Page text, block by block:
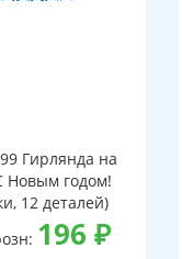
Гирлянда на
Новым годом!
12 деталей)
196 ₽